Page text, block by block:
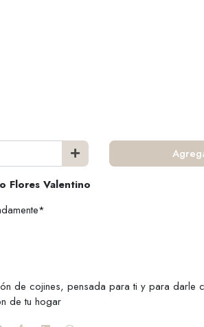
Flores Valentino
de cojines, pensada para ti y para darle
de tu hogar